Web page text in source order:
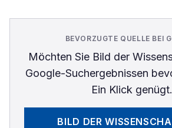
BEVORZUGTE QUELLE BEI
Möchten Sie Bild der
Google-Suchergebnissen
Ein Klick genügt.
BILD DER